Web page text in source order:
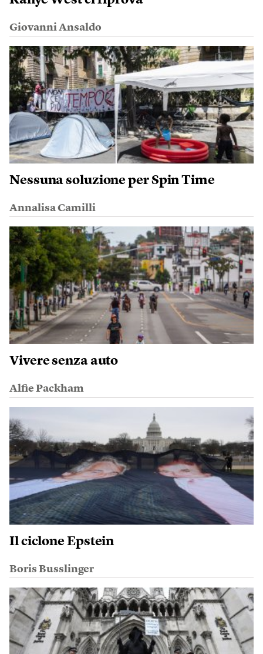
Giovanni Ansaldo
Nessuna soluzione per Spin Time
Annalisa Camilli
Vivere senza auto
Alfie Packham
Il ciclone Epstein
Boris Busslinger